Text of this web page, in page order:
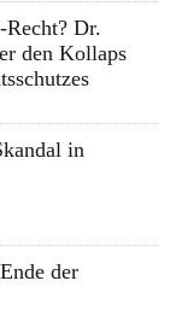
Dr.
den Kollaps
in
der